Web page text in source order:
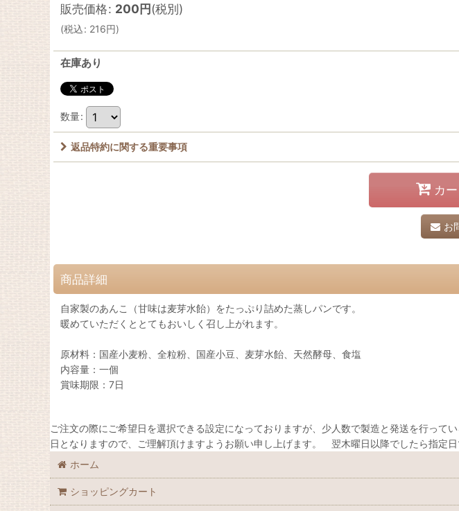
販売価格: 200円(税別)
(税込: 216円)
在庫あり
数量:
返品特約に関する重要事項
カ
お
商品詳細
自家製のあんこ（甘味は麦芽水飴）をたっぷり詰めた蒸しパンです。
暖めていただくととてもおいしく召し上がれます。
原材料：国産小麦粉、全粒粉、国産小豆、麦芽水飴、天然酵母、食塩
内容量：一個
賞味期限：7日
ご注文の際にご希望日を選択できる設定になっておりますが、少人数で製造と発送を行っ
日となりますので、ご理解頂けますようお願い申し上げます。 翌木曜日以降でしたら指定
ホーム
ショッピングカート